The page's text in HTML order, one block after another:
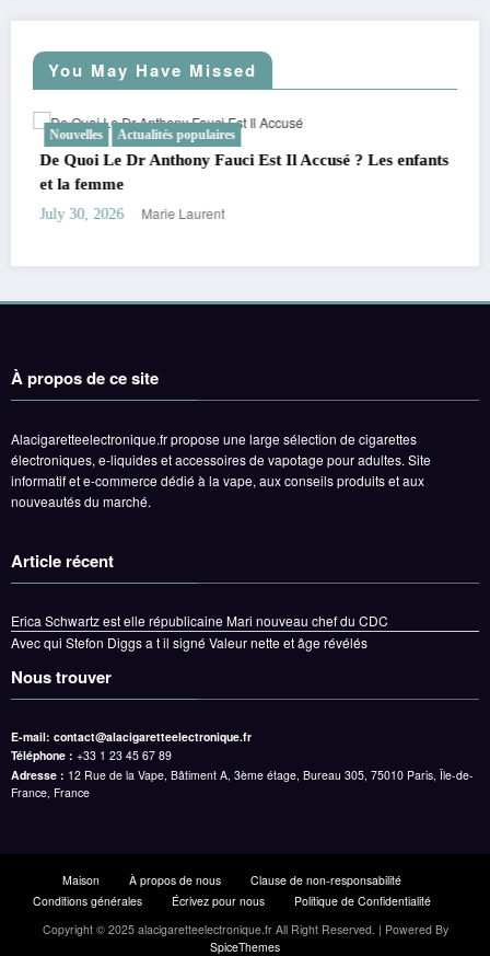
You May Have Missed
Est Il Accusé ? Les enfants
Rumeurs sur le petit ami de
À propos de ce site
Alacigaretteelectronique.fr propose une large sélection de cigarettes
électroniques, e-liquides et accessoires de vapotage pour adultes. Site
informatif et e-commerce dédié à la vape, aux conseils produits et aux
nouveautés du marché.
Article récent
Erica Schwartz est elle républicaine Mari nouveau chef du CDC
Avec qui Stefon Diggs a t il signé Valeur nette et âge révélés
Nous trouver
E-mail: contact@alacigaretteelectronique.fr
Téléphone : +33 1 23 45 67 89
Adresse : 12 Rue de la Vape, Bâtiment A, 3ème étage, Bureau 305, 75010 Paris, Île-de-
France, France
Maison À propos de nous
Clause de non-responsabilité
Conditions générales
Écrivez pour nous
Politique de Confidentialité
Copyright © 2025 alacigaretteelectronique.fr All Right Reserved. | Powered By
SpiceThemes